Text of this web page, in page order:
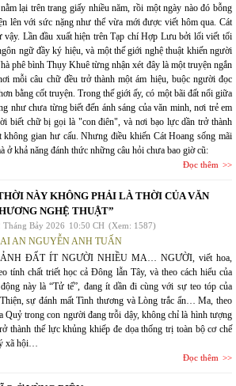
lại trên trang giấy nhiều năm, rồi một ngày nào đó bỗng
lên với sức nặng như thể vừa mới được viết hôm qua. Cát
vậy. Lần đầu xuất hiện trên Tạp chí Hợp Lưu bởi lối viết tối
ngữ đầy ký hiệu, và một thế giới nghệ thuật khiến người
phê bình Thụy Khuê từng nhận xét đây là một truyện ngắn
mỗi câu chữ đều trở thành một ám hiệu, buộc người đọc
bằng cốt truyện. Trong thế giới ấy, có một bãi đất nổi giữa
như chưa từng biết đến ánh sáng của văn minh, nơi trẻ em
biết chữ bị gọi là "con điên", và nơi bạo lực dần trở thành
gian hư cấu. Nhưng điều khiến Cát Hoang sống mãi
ở khả năng đánh thức những câu hỏi chưa bao giờ cũ:
Đọc thêm
NÀY KHÔNG PHẢI LÀ THỜI CỦA VĂN
NGHỆ THUẬT”
Tháng Bảy 2026 10:50 CH (Xem: 1587)
AN NGUYỄN ANH TUẤN
ĐẤT ÍT NGƯỜI NHIỀU MA… NGƯỜI, viết hoa,
tính chất triết học cả Đông lẫn Tây, và theo cách hiểu của
này là “Tử tế”, đang ít dần đi cùng với sự teo tóp của
sự đánh mất Tình thương và Lòng trắc ẩn… Ma, theo
Quỷ trong con người đang trỗi dậy, không chỉ là hình tượng
thành thế lực khủng khiếp đe dọa thống trị toàn bộ cơ chế
xã hội…
Đọc thêm